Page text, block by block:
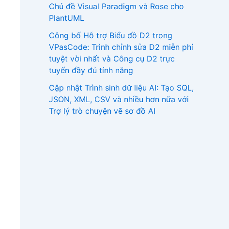
Chủ đề Visual Paradigm và Rose cho
PlantUML
Công bố Hỗ trợ Biểu đồ D2 trong
VPasCode: Trình chỉnh sửa D2 miễn phí
tuyệt vời nhất và Công cụ D2 trực
tuyến đầy đủ tính năng
Cập nhật Trình sinh dữ liệu AI: Tạo SQL,
JSON, XML, CSV và nhiều hơn nữa với
Trợ lý trò chuyện vẽ sơ đồ AI